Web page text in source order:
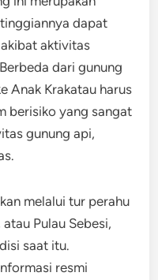
dapat
aktivitas
dari gunung
Anak Krakatau harus
berisiko yang sangat
gunung api,
melalui tur perahu
Pulau Sebesi,
saat itu.
resmi